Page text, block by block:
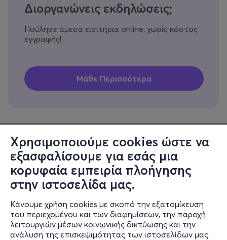
Χρησιμοποιούμε cookies ώστε να
εξασφαλίσουμε για εσάς μια
κορυφαία εμπειρία πλοήγησης
στην ιστοσελίδα μας.
Κάνουμε χρήση cookies με σκοπό την εξατομίκευση
του περιεχομένου και των διαφημίσεων, την παροχή
λειτουργιών μέσων κοινωνικής δικτύωσης και την
ανάλυση της επισκεψιμότητας των ιστοσελίδων μας.
Διοργανώνεις εκδηλώσεις;
Πούλησε άμεσα εισιτήρια online, χωρίς κόστος
εγγραφής!
Πληροφορίες
Υποστήριξη
Stay Connected